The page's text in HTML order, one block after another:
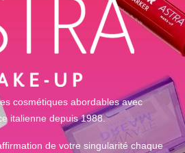
cosmétiques abordables avec
italienne depuis 1988.
de votre singularité chaque